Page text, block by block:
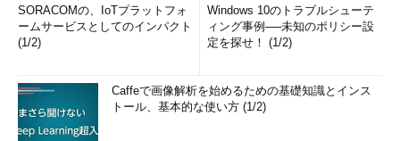
SORACOMの、IoTプラットフォ
ームサービスとしてのインパクト
(1/2)
Windows 10のトラブルシューテ
ィング事例──未知のポリシー設
定を探せ！ (1/2)
Caffeで画像解析を始めるための基礎知識とインス
トール、基本的な使い方 (1/2)